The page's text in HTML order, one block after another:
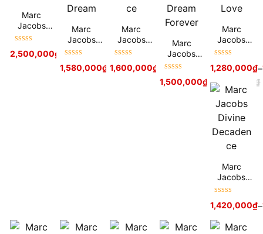
Marc
Jacobs
Honey
hạng5sao
2,500,000₫
Marc
Jacobs
Daisy
hạng5sao 1,850,000₫
1,580,000₫
Marc
Jacobs
Decadenc
hạng5sao
1,600,000₫ 2,600,000 ₫
Marc
Jacobs
Daisy
Forever
hạng5sao 2,550,000 ₫
1,500,000₫
Marc
Jacobs
Daisy Love
hạng5sao
1,280,000₫–
Marc
Jacobs
Divine
e
hạng5sao
1,420,000₫–